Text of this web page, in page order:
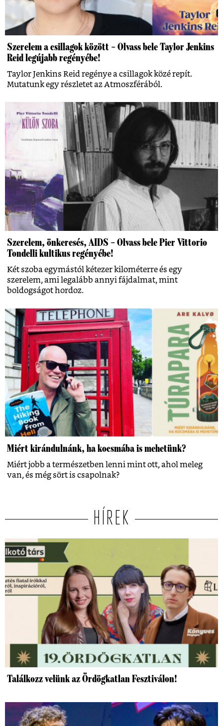
Szerelem a csillagok között – Olvass bele Taylor Jenkins
Reid legújabb regényébe!
Taylor Jenkins Reid regénye a csillagok közé repít.
Mutatunk egy részletet az Atmoszférából.
Szerelem, önkeresés, AIDS – Olvass bele Pier Vittorio
Tondelli kultikus regényébe!
Két szoba egymástól kétezer kilométerre és egy
szerelem, ami legalább annyi fájdalmat, mint
boldogságot hordoz.
Miért kirándulnánk, ha kocsmába is mehetünk?
Miért jobb a természetben lenni mint ott, ahol meleg
van, és még sört is csapolnak?
HÍREK
Találkozz velünk az Ördögkatlan Fesztiválon!